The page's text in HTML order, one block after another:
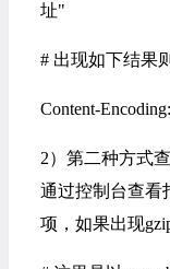
址"
# 出现如下结果
Content-
2）第二种方式
通过控制台查看
项，如果出现